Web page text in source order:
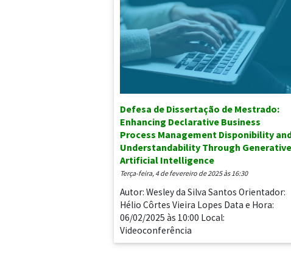
Defesa de Dissertação de Mestrado:
Enhancing Declarative Business
Process Management Disponibility
Understandability Through Generative
Artificial Intelligence
terça-feira, 4 de fevereiro de 2025 às 16:30
Autor: Wesley da Silva Santos Orientador:
Hélio Côrtes Vieira Lopes Data e Hora:
06/02/2025 às 10:00 Local:
Videoconferência